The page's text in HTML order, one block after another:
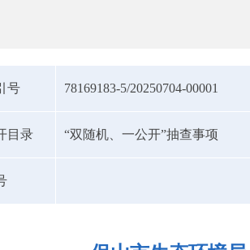
号 78169183-5/20250704-00001
目录 “双随机、一公开”抽查事项